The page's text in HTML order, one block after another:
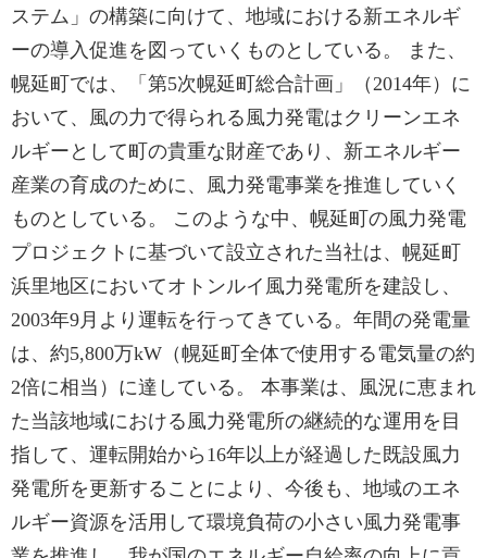
ステム」の構築に向けて、地域における新エネルギ
ーの導入促進を図っていくものとしている。 また、
幌延町では、「第5次幌延町総合計画」（2014年）に
おいて、風の力で得られる風力発電はクリーンエネ
ルギーとして町の貴重な財産であり、新エネルギー
産業の育成のために、風力発電事業を推進していく
ものとしている。 このような中、幌延町の風力発電
プロジェクトに基づいて設立された当社は、幌延町
浜里地区においてオトンルイ風力発電所を建設し、
2003年9月より運転を行ってきている。年間の発電量
は、約5,800万kW（幌延町全体で使用する電気量の約
2倍に相当）に達している。 本事業は、風況に恵まれ
た当該地域における風力発電所の継続的な運用を目
指して、運転開始から16年以上が経過した既設風力
発電所を更新することにより、今後も、地域のエネ
ルギー資源を活用して環境負荷の小さい風力発電事